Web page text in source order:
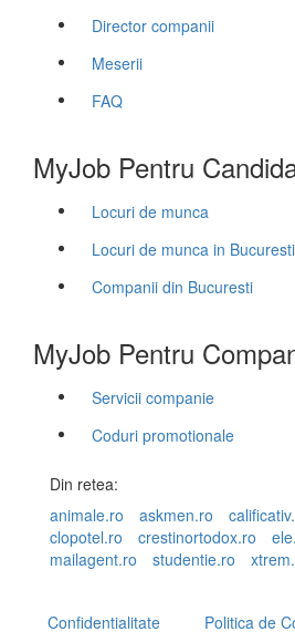
Director companii
Meserii
FAQ
MyJob Pentru
Locuri de munca
Locuri de munca in Bucuresti
Companii din Bucuresti
MyJob Pentru
Servicii companie
Coduri promotionale
Din retea:
animale.ro
askmen.ro
clopotel.ro
crestinortodox.ro
mailagent.ro
studentie.ro
Confidentialitate Politica de